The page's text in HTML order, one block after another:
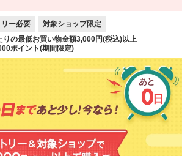
ー必要
対象ショップ限定
の最低お買い物金額3,000円(税込)以上
ポイント(期間限定)
あと
日